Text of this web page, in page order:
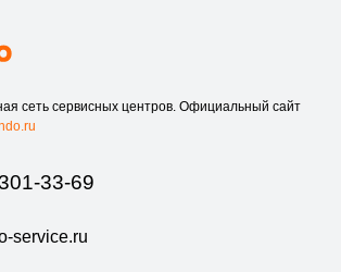
сеть сервисных центров. Официальный сайт
33-69
service.ru